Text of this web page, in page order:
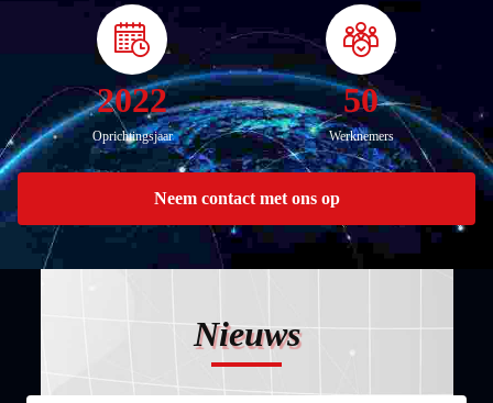
2022
Oprichtingsjaar
50
Werknemers
Neem contact met ons op
Nieuws